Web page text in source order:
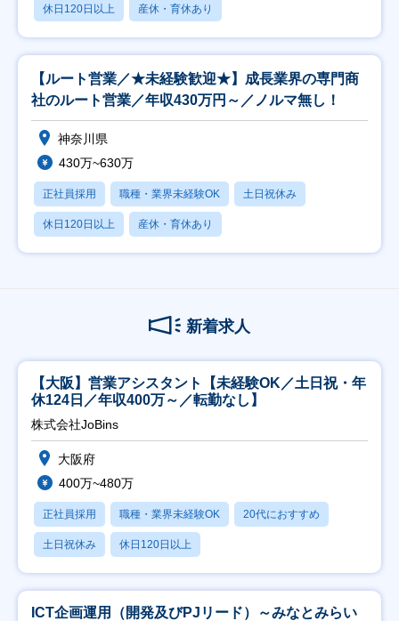
休日120日以上 産休・育休あり
【ルート営業／★未経験歓迎★】成長業界の専門商
社のルート営業／年収430万円～／ノルマ無し！
神奈川県
430万~630万
正社員採用 職種・業界未経験OK 土日祝休み
休日120日以上 産休・育休あり
新着求人
【大阪】営業アシスタント【未経験OK／土日祝・年
休124日／年収400万～／転勤なし】
株式会社JoBins
大阪府
400万~480万
正社員採用 職種・業界未経験OK 20代におすすめ
土日祝休み 休日120日以上
ICT企画運用（開発及びPJリード）～みなとみらい